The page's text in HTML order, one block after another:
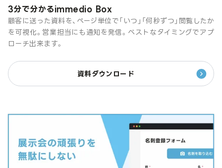
3分で分かるimmedio Box
顧客に送った資料を、ページ単位で「いつ」「何秒ずつ」閲覧したか
を可視化。営業担当にも通知を発信。ベストなタイミングでアプ
ローチ出来ます。
資料ダウンロード